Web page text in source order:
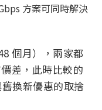
方案可同時解決
個月），兩家都
差，此時比較的
換新優惠的取捨